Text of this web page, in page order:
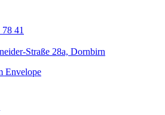
41
Straße 28a, Dornbirn
Envelope